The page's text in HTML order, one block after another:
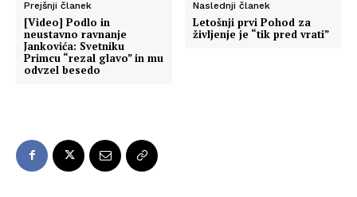
Prejšnji članek
[Video] Podlo in
neustavno ravnanje
Jankovića: Svetniku
Primcu “rezal glavo” in mu
odvzel besedo
Naslednji članek
Letošnji prvi Pohod za
življenje je “tik pred vrati”